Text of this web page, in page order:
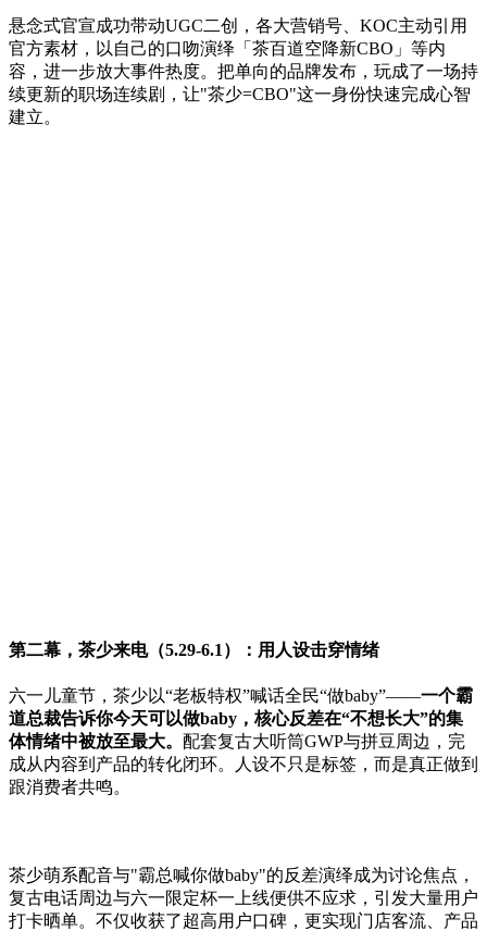
悬念式官宣成功带动UGC二创，各大营销号、KOC主动引用
官方素材，以自己的口吻演绎「茶百道空降新CBO」等内
容，进一步放大事件热度。把单向的品牌发布，玩成了一场持
续更新的职场连续剧，让"茶少=CBO"这一身份快速完成心智
建立。
第二幕，茶少来电（5.29-6.1）：用人设击穿情绪
六一儿童节，茶少以“老板特权”喊话全民“做baby”——一个霸
道总裁告诉你今天可以做baby，核心反差在“不想长大”的集
体情绪中被放至最大。 配套复古大听筒GWP与拼豆周边，完
成从内容到产品的转化闭环。人设不只是标签，而是真正做到
跟消费者共鸣。
茶少萌系配音与"霸总喊你做baby"的反差演绎成为讨论焦点，
复古电话周边与六一限定杯一上线便供不应求，引发大量用户
打卡晒单。不仅收获了超高用户口碑，更实现门店客流、产品